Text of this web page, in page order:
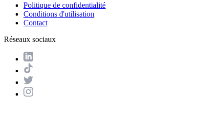
Politique de confidentialité
Conditions d'utilisation
Contact
Réseaux sociaux